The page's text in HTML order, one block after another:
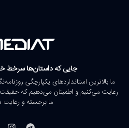
جایی که داستان‌ها سرخط
ما بالاترین استانداردهای یکپارچگی
رعایت می‌کنیم و اطمینان می‌دهیم که
ما برجسته و